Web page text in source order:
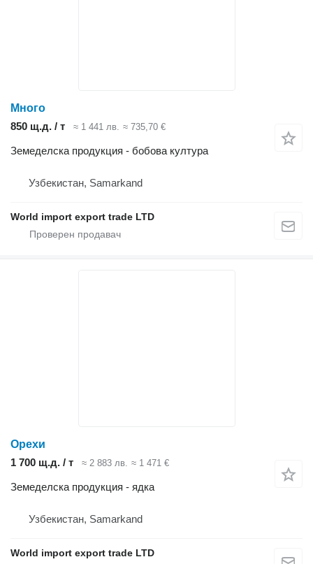
Много
850 щ.д. / т
≈ 1 441 лв. ≈ 735,70 €
Земеделска продукция - бобова култура
Узбекистан, Samarkand
World import export trade LTD
Орехи
1 700 щ.д. / т
≈ 2 883 лв. ≈ 1 471 €
Земеделска продукция - ядка
Узбекистан, Samarkand
World import export trade LTD